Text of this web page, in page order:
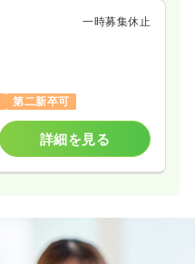
一時募集休止
第二新卒可
詳細を見る